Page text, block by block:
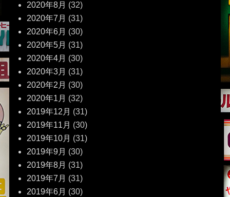
2020年8月 (32)
2020年7月 (31)
2020年6月 (30)
2020年5月 (31)
2020年4月 (30)
2020年3月 (31)
2020年2月 (30)
2020年1月 (32)
2019年12月 (31)
2019年11月 (30)
2019年10月 (31)
2019年9月 (30)
2019年8月 (31)
2019年7月 (31)
2019年6月 (30)